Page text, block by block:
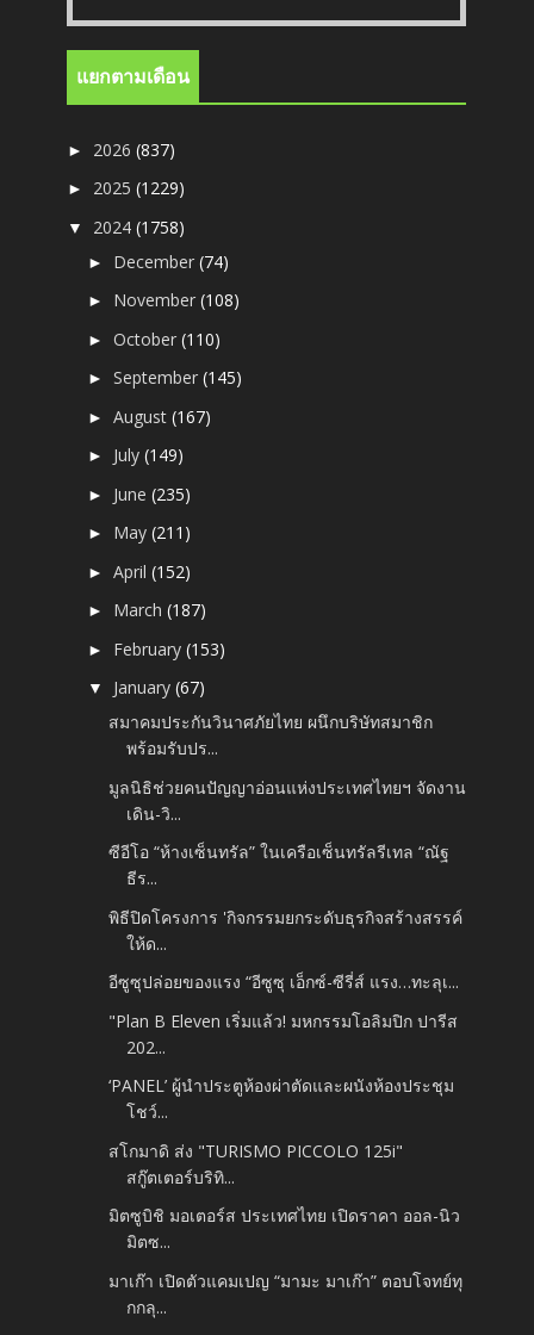
แยกตามเดือน
► 2026(837)
► 2025(1229)
▼ 2024(1758)
► December(74)
► November(108)
►October(110)
►September(145)
►August(167)
► July(149)
► June(235)
► May(211)
►April(152)
► March(187)
► February(153)
▼ January(67)
สมาคมประกันวินาศภัยไทย ผนึกบริษัทสมาชิก
พร้อมรับปร...
มูลนิธิช่วยคนปัญญาอ่อนแห่งประเทศไทยฯ จัดงาน
เดิน-วิ...
ซีอีโอ “ห้างเซ็นทรัล” ในเครือเซ็นทรัลรีเทล “ณัฐ
ธีร...
พิธีปิดโครงการ 'กิจกรรมยกระดับธุรกิจสร้างสรรค์
ให้ด...
อีซูซุปล่อยของแรง “อีซูซุ เอ็กซ์-ซีรี่ส์ แรง…ทะลุเ...
"Plan B Eleven เริ่มแล้ว! มหกรรมโอลิมปิก ปารีส
202...
‘PANEL’ ผู้นำประตูห้องผ่าตัดและผนังห้องประชุม
โชว์...
สโกมาดิ ส่ง "TURISMO PICCOLO 125i"
สกู๊ตเตอร์บริทิ...
มิตซูบิชิ มอเตอร์ส ประเทศไทย เปิดราคา ออล-นิว
มิตซ...
มาเก๊า เปิดตัวแคมเปญ “มามะ มาเก๊า” ตอบโจทย์ทุ
กกลุ...